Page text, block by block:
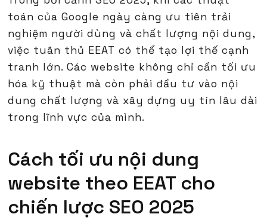
toán của Google ngày càng ưu tiên trải
nghiệm người dùng và chất lượng nội dung,
việc tuân thủ EEAT có thể tạo lợi thế cạnh
tranh lớn. Các website không chỉ cần tối ưu
hóa kỹ thuật mà còn phải đầu tư vào nội
dung chất lượng và xây dựng uy tín lâu dài
trong lĩnh vực của mình.
Cách tối ưu nội dung
website theo EEAT cho
chiến lược SEO 2025